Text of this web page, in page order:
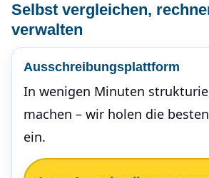
Selbst ver­gleichen,
verwalten
Ausschreibungsplattform
In wenigen Minuten
machen – wir holen die
ein.